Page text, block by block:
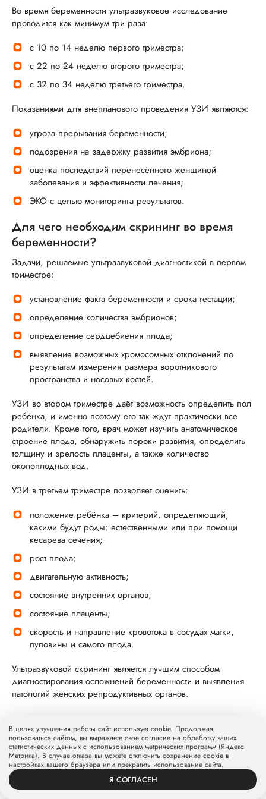
требовательно, живо.
герой. Вы взяли на себя ответственность за мою
жизнь и жизнь моего ребёнка в самый страшный
час. Вы были рядом, когда рушились все планы
на естественные роды. Вы не растерялись, не
испугались этого адского давления — вы просто
ваш талант, за ваше сердце, за то, что выбрали
эту профессию.
Алексей Николаевич, спасибо вам за то, что вы
не прошли мимо. Вы появились на 31-й неделе и
стали моей стеной. Ваше спокойствие, ваша
терапия, ваше «мы дойдём» — это то, что
держало меня на плаву. Спасибо, что вместе с
Анастасией Константиновной вы сохранили мою
беременность и подарили мне сына.
Низкий вам поклон обоим. Навсегда ваша
пациентка и просто счастливая мама.
счастливыми родителями двоих чудесных,
долгожданных деток!
Во время беременности ультразвуковое исследование
проводится как минимум три раза:
с 10 по 14 неделю первого триместра;
с 22 по 24 неделю второго триместра;
с 32 по 34 неделю третьего триместра.
Показаниями для внепланового проведения УЗИ являются:
угроза прерывания беременности;
подозрения на задержку развития эмбриона;
оценка последствий перенесённого женщиной
заболевания и эффективности лечения;
ЭКО с целью мониторинга результатов.
Для чего необходим скрининг во время
беременности?
Задачи, решаемые ультразвуковой диагностикой в первом
триместре:
установление факта беременности и срока гестации;
определение количества эмбрионов;
определение сердцебиения плода;
выявление возможных хромосомных отклонений по
результатам измерения размера воротникового
пространства и носовых костей.
УЗИ во втором триместре даёт возможность определить пол
ребёнка, и именно поэтому его так ждут практически все
родители. Кроме того, врач может изучить анатомическое
строение плода, обнаружить пороки развития, определить
толщину и зрелость плаценты, а также количество
околоплодных вод.
УЗИ в третьем триместре позволяет оценить:
положение ребёнка – критерий, определяющий,
какими будут роды: естественными или при помощи
кесарева сечения;
рост плода;
двигательную активность;
состояние внутренних органов;
состояние плаценты;
скорость и направление кровотока в сосудах матки,
пуповины и самого плода.
Ультразвуковой скрининг является лучшим способом
диагностирования осложнений беременности и выявления
патологий женских репродуктивных органов.
УСЛУГИ ПРОФИЛЬ
В целях улучшения работы сайт использует cookie. Продолжая
пользоваться сайтом, вы выражаете свое согласие на обработку ваших
статистических данных с использованием метрических программ (Яндекс
Метрика). В случае отказа вы можете отключить сохранение cookie в
настройках вашего браузера или прекратить использование сайта.
Я СОГЛАСЕН